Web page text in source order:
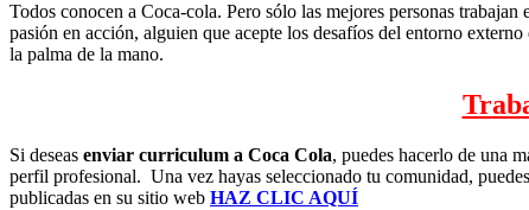
Todos conocen a Coca-cola. Pero sólo las mejores personas trabajan
pasión en acción, alguien que acepte los desafíos del entorno
la palma de la mano.
Si deseas enviar curriculum a Coca Cola, puedes hacerlo de una
perfil profesional. Una vez hayas seleccionado tu comunidad,
publicadas en su sitio web HAZ CLIC AQUÍ